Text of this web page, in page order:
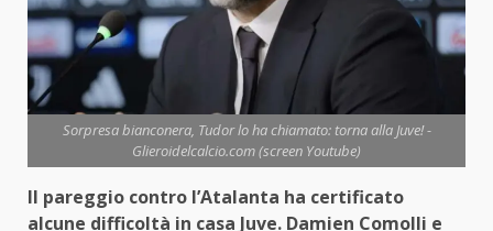
Sorpresa bianconera, Tudor lo ha chiamato: torna alla Juve! -
Glieroidelcalcio.com (screen Youtube)
Il pareggio contro l’Atalanta ha certificato
alcune difficoltà in casa Juve. Damien Comolli e